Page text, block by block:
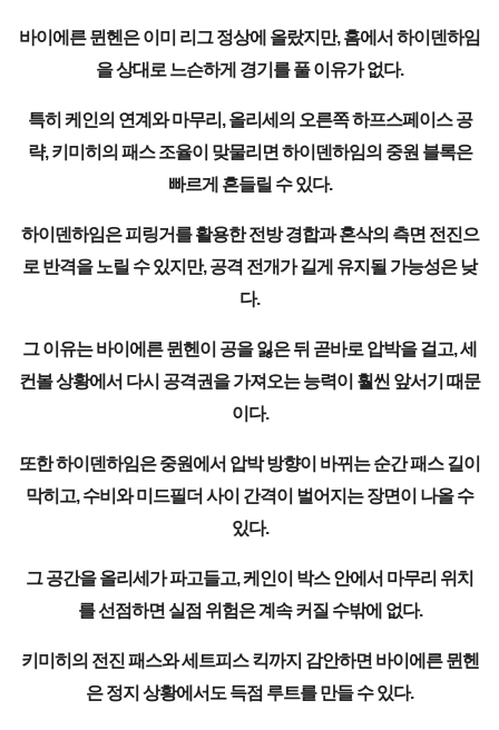
바이에른 뮌헨은 이미 리그 정상에 올랐지만, 홈에서 하이덴하임
을 상대로 느슨하게 경기를 풀 이유가 없다.
특히 케인의 연계와 마무리, 올리세의 오른쪽 하프스페이스 공
략, 키미히의 패스 조율이 맞물리면 하이덴하임의 중원 블록은
빠르게 흔들릴 수 있다.
하이덴하임은 피링거를 활용한 전방 경합과 혼삭의 측면 전진으
로 반격을 노릴 수 있지만, 공격 전개가 길게 유지될 가능성은 낮
다.
그 이유는 바이에른 뮌헨이 공을 잃은 뒤 곧바로 압박을 걸고, 세
컨볼 상황에서 다시 공격권을 가져오는 능력이 훨씬 앞서기 때문
이다.
또한 하이덴하임은 중원에서 압박 방향이 바뀌는 순간 패스 길이
막히고, 수비와 미드필더 사이 간격이 벌어지는 장면이 나올 수
있다.
그 공간을 올리세가 파고들고, 케인이 박스 안에서 마무리 위치
를 선점하면 실점 위험은 계속 커질 수밖에 없다.
키미히의 전진 패스와 세트피스 킥까지 감안하면 바이에른 뮌헨
은 정지 상황에서도 득점 루트를 만들 수 있다.